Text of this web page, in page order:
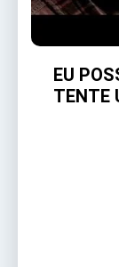
EU
TENTE